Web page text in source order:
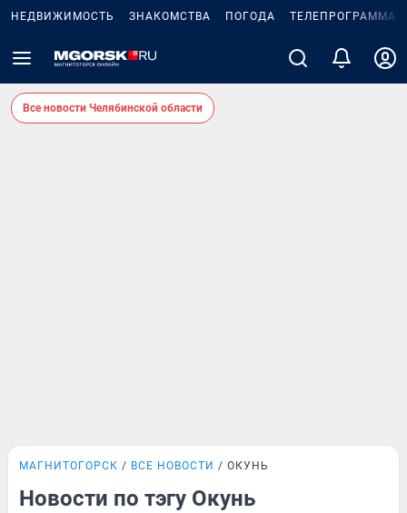
НЕДВИЖИМОСТЬ ЗНАКОМСТВА ПОГОДА ТЕЛЕПРОГРАММА
Все новости Челябинской области
МАГНИТОГОРСК ВСЕ НОВОСТИ ОКУНЬ
Новости по тэгу Окунь